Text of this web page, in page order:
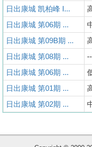
日出康城 凯柏峰 I...
日出康城 第06期 ...
日出康城 第09B期 ...
日出康城 第08期 ...
--
日出康城 第06期 ...
日出康城 第01期 ...
日出康城 第02期 ...